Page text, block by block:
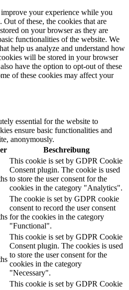
your experience while you
of these, the cookies that are
on your browser as they are
functionalities of the website. We
help us analyze and understand how
will be stored in your browser
have the option to opt-out of these
of these cookies may affect your
essential for the website to
ensure basic functionalities and
anonymously.
Beschreibung
This cookie is set by GDPR Cookie
Consent plugin. The cookie is used
to store the user consent for the
cookies in the category "Analytics".
The cookie is set by GDPR cookie
consent to record the user consent
for the cookies in the category
"Functional".
This cookie is set by GDPR Cookie
Consent plugin. The cookies is used
to store the user consent for the
cookies in the category
"Necessary".
This cookie is set by GDPR Cookie